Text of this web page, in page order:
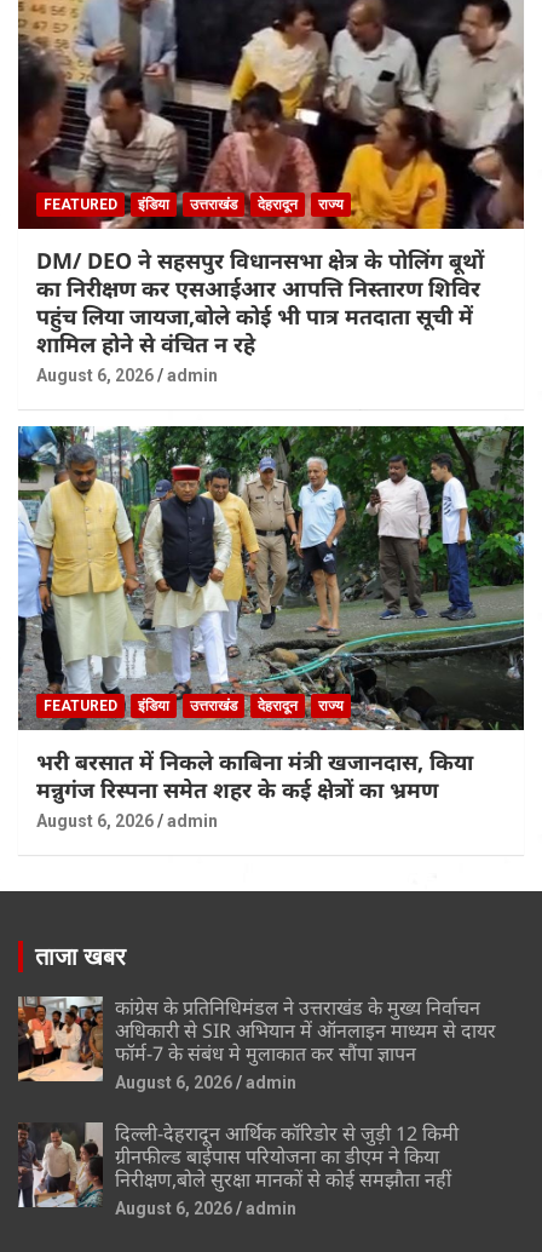
FEATURED इंडिया उत्तराखंड देहरादून राज्य
DM/ DEO ने सहसपुर विधानसभा क्षेत्र के पोलिंग बूथों
का निरीक्षण कर एसआईआर आपत्ति निस्तारण शिविर
पहुंच लिया जायजा,बोले कोई भी पात्र मतदाता सूची में
शामिल होने से वंचित न रहे
August 6, 2026 admin
FEATURED इंडिया उत्तराखंड देहरादून राज्य
भरी बरसात में निकले काबिना मंत्री खजानदास, किया
मन्नुगंज रिस्पना समेत शहर के कई क्षेत्रों का भ्रमण
August 6, 2026 admin
ताजा खबर
कांग्रेस के प्रतिनिधिमंडल ने उत्तराखंड के मुख्य निर्वाचन
अधिकारी से SIR अभियान में ऑनलाइन माध्यम से दायर
फॉर्म-7 के संबंध मे मुलाकात कर सौंपा ज्ञापन
August 6, 2026 admin
दिल्ली-देहरादून आर्थिक कॉरिडोर से जुड़ी 12 किमी
ग्रीनफील्ड बाईपास परियोजना का डीएम ने किया
निरीक्षण,बोले सुरक्षा मानकों से कोई समझौता नहीं
August 6, 2026 admin